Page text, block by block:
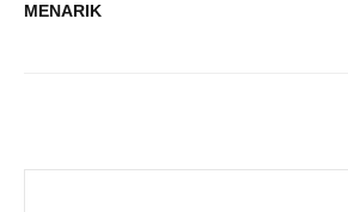
MENARIK